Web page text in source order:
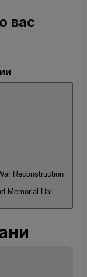
вас
Reconstruction
Memorial Hall